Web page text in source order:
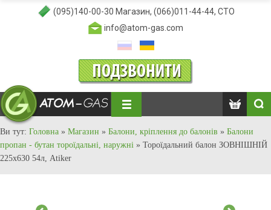
(095)140-00-30 Магазин, (066)011-44-44, СТО
info@atom-gas.com
Ви тут: Головна » Магазин » Балони, кріплення до балонів » Балони
пропан - бутан тороїдальні, наружні » Тороїдальний балон ЗОВНІШНІЙ
225х630 54л, Atiker